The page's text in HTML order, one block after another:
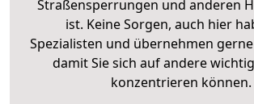
Straßensperrungen und anderen
ist. Keine Sorgen, auch hier
Spezialisten und übernehmen
damit Sie sich auf andere
konzentrieren können.